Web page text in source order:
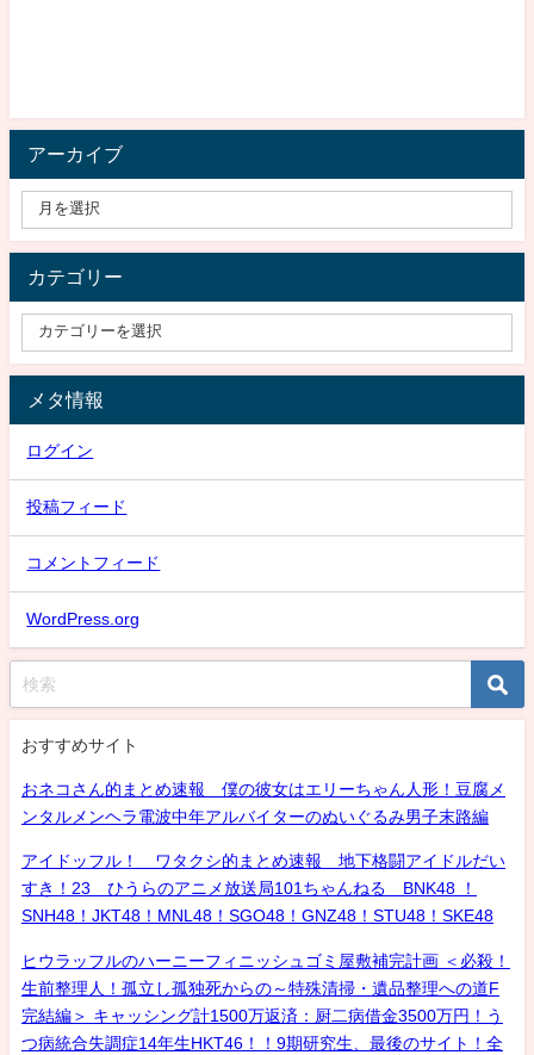
アーカイブ
カテゴリー
メタ情報
ログイン
投稿フィード
コメントフィード
WordPress.org
おすすめサイト
おネコさん的まとめ速報 僕の彼女はエリーちゃん人形！豆腐メ
ンタルメンヘラ電波中年アルバイターのぬいぐるみ男子末路編
アイドッフル！ ワタクシ的まとめ速報 地下格闘アイドルだい
すき！23 ひうらのアニメ放送局101ちゃんねる BNK48 ！
SNH48！JKT48！MNL48！SGO48！GNZ48！STU48！SKE48
ヒウラッフルのハーニーフィニッシュゴミ屋敷補完計画 ＜必殺！
生前整理人！孤立し孤独死からの～特殊清掃・遺品整理への道F
完結編＞ キャッシング計1500万返済：厨二病借金3500万円！う
つ病統合失調症14年生HKT46！！9期研究生、最後のサイト！全